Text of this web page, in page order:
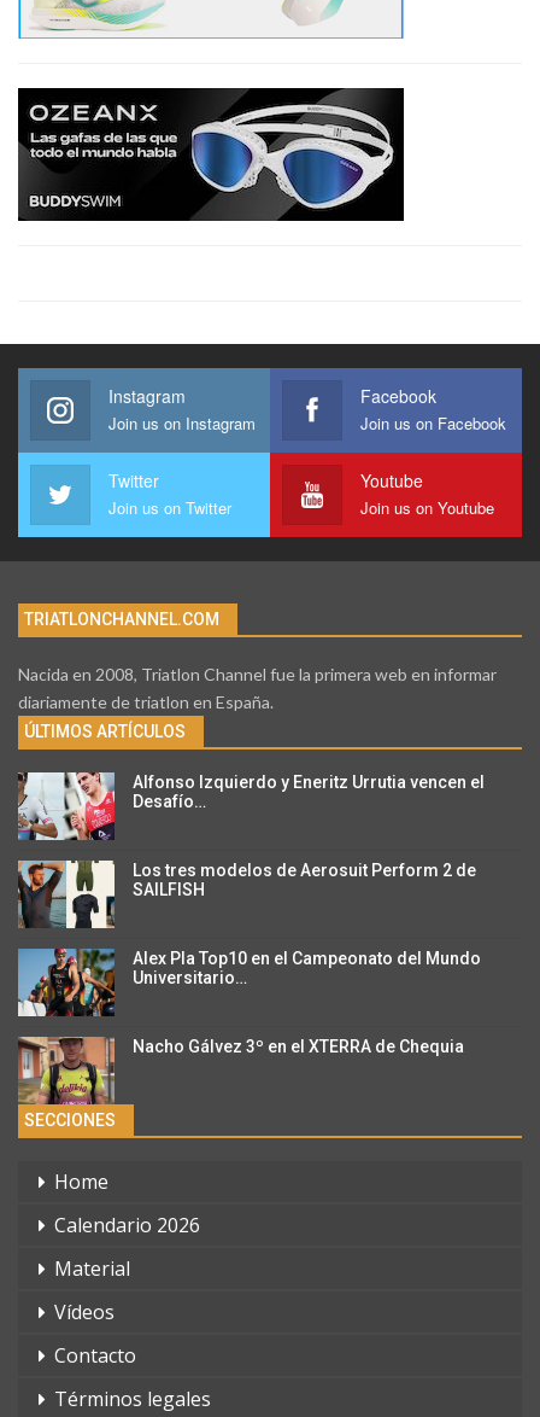
Instagram
Join us on Instagram
Facebook
Join us on Facebook
Twitter
Join us on Twitter
Youtube
Join us on Youtube
TRIATLONCHANNEL.COM
Nacida en 2008, Triatlon Channel fue la primera web en informar
diariamente de triatlon en España.
ÚLTIMOS ARTÍCULOS
Alfonso Izquierdo y Eneritz Urrutia vencen el
Desafío…
Los tres modelos de Aerosuit Perform 2 de
SAILFISH
Alex Pla Top10 en el Campeonato del Mundo
Universitario…
Nacho Gálvez 3º en el XTERRA de Chequia
SECCIONES
Home
Calendario 2026
Material
Vídeos
Contacto
Términos legales